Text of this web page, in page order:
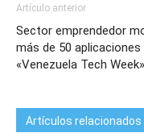
Artículo anterior
Sector emprendedor
más de 50 aplicaciones
«Venezuela Tech Week»
Artículos relacionados